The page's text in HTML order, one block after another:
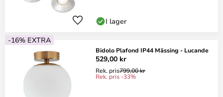
I lager
-16% EXTRA
Bidolo Plafond IP44 Mässing - Lucande
529,00 kr
Rek. pris799,00 kr
Rek. pris -33%